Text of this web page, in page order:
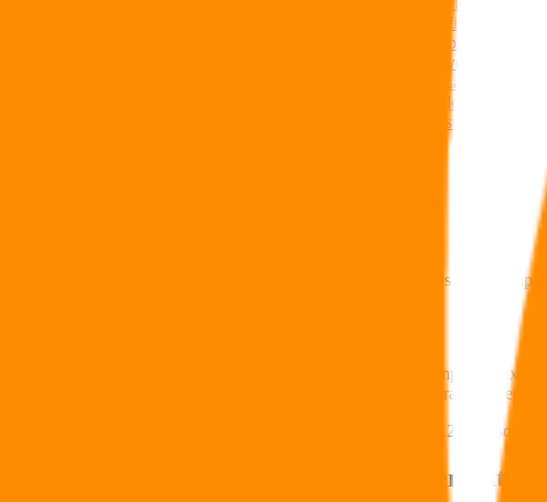
Est-ce que la Flat Tax va s’appliquer à l’épargne dont je disposais
Quelle sera la fiscalité applicable à l’épargne constituée après le 27
Est-ce que le seuil des 150 000 € porte sur les nouveaux versements à
Bénéficiant de peu de revenus je ne suis pas imposable. La Flat Tax
Mon épargne est investie uniquement sur du fonds euro dont les
Est-ce que la Flat Tax est applicable pour un contrat d’assurance vie
Qu'est-ce que la Flat Tax ? Quels sont les placements concernés par cet
La Flat Tax ou Prélèvement Forfaitaire Unique (PFU) est un impôt à taux
prélèvements sociaux qui pouvaient atteindre 64,5 % pour les tranches les plus
Dans ce taux global d’imposition de 30 %, l’impôt représente 12,8 %, soit
Est-ce que la Flat Tax concerne uniquement